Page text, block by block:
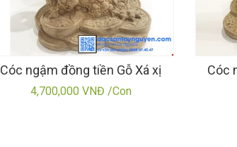
Cóc ngậm đồng tiền Gỗ Xá xị
4,700,000 VNĐ /Con
Cóc